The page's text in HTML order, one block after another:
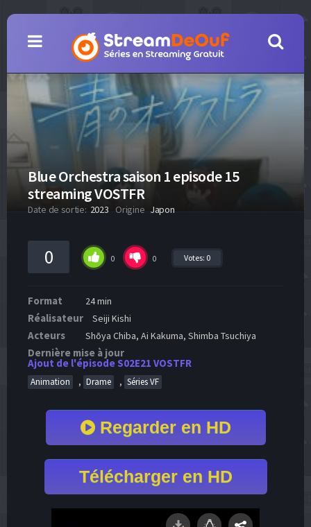
Blue Orchestra saison 1 episode 15
streaming VOSTFR
Date de sortie: 2023 Origine Japon
0 0 0 Votes: 0
Format 24 min
Réalisateur Seiji Kishi
Acteurs Shōya Chiba, Ai Kakuma, Shimba Tsuchiya
Dernière mise à jour
Ajout de l'épisode S02E21 VOSTFR
Animation , Drame , Séries VF
Regarder en HD
Télécharger en HD